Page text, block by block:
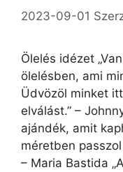
2023-09-01
Ölelés idézet
ölelésben, ami
Üdvözöl minket
elválást.” –
ajándék, amit
méretben
– Maria Bastida